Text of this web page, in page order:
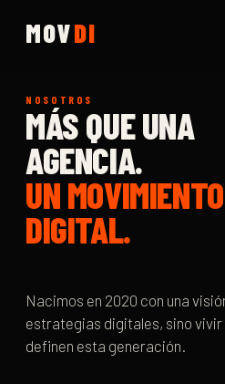
MOVDI
NOSOTROS
MÁS QUE UNA
AGENCIA.
UN MOVIMIENTO
DIGITAL.
Nacimos en 2020 con una
estrategias digitales, sino
definen esta generación.